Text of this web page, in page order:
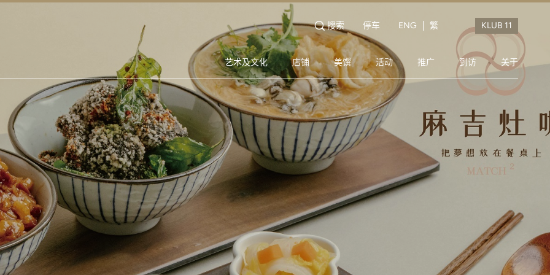
搜索 停车 ENG 繁
艺术及文化 店铺 美馔 活动 推广 到访 关于